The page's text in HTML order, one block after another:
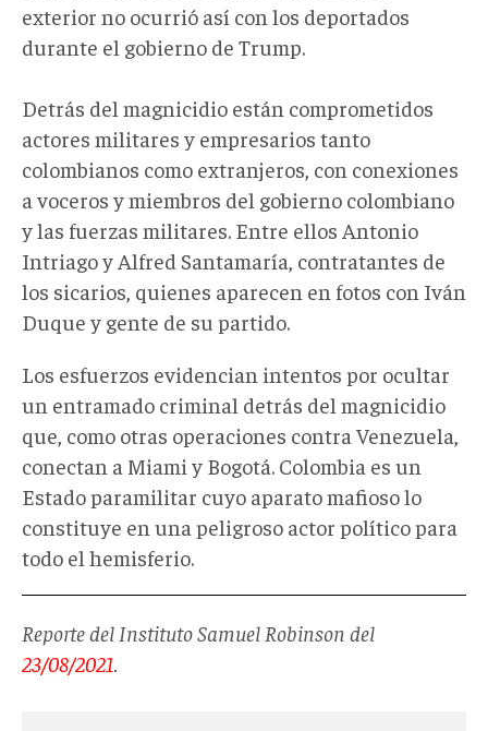
exterior no ocurrió así con los deportados
durante el gobierno de Trump.
Detrás del magnicidio están comprometidos
actores militares y empresarios tanto
colombianos como extranjeros, con conexiones
a voceros y miembros del gobierno colombiano
y las fuerzas militares. Entre ellos Antonio
Intriago y Alfred Santamaría, contratantes de
los sicarios, quienes aparecen en fotos con Iván
Duque y gente de su partido.
Los esfuerzos evidencian intentos por ocultar
un entramado criminal detrás del magnicidio
que, como otras operaciones contra Venezuela,
conectan a Miami y Bogotá. Colombia es un
Estado paramilitar cuyo aparato mafioso lo
constituye en una peligroso actor político para
todo el hemisferio.
Reporte del Instituto Samuel Robinson del
23/08/2021